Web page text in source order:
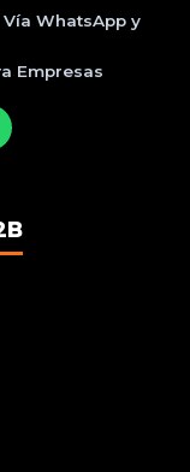
WhatsApp y
Empresas